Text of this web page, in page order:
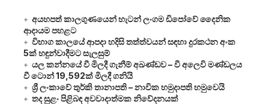
අයහපත් කාලගුණයෙන් හැටන් ලංගම ඩිපෝවේ දෛනික
ආදායම පහළට
විභාග කාලයේ ආපදා හදිසි තත්ත්වයන් සඳහා දුරකථන අංක
5ක් හඳුන්වාදීමට සැලසුම්
යල කන්නයේ වී මිලදී ගැනීම් අඛණ්ඩව – වී අලෙවි මණ්ඩලය
වී ටොන් 19,592ක් මිලදී ගනියි
ශ්‍රී ලංකාවේ තුර්කි තානාපති – නාවික හමුදාපති හමුවෙයි
තද සුළං පිළිබඳ අවවාදාත්මක නිවේදනයක්